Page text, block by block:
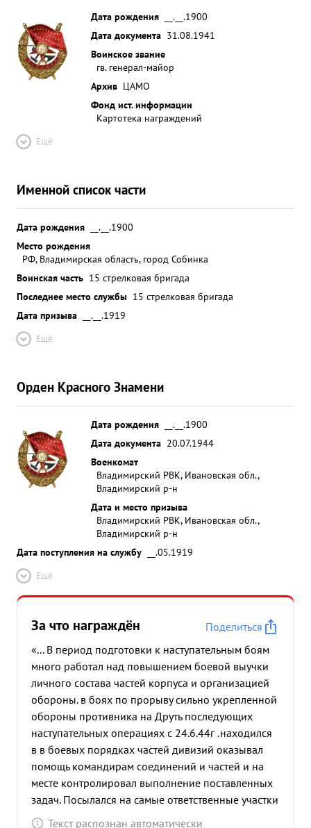
Дата рождения
__.__.1900
Дата документа 31.08.1941
Воинское звание
гв. генерал-майор
Архив ЦАМО
Фонд ист. информации
Картотека награждений
Ещё
Именной список части
Дата рождения
__.__.1900
Место рождения
РФ, Владимирская область, город Собинка
Воинская часть 15 стрелковая бригада
Последнее место службы 15 стрелковая бригада
Дата призыва
__.__.1919
Ещё
Орден Красного Знамени
Дата рождения
__.__.1900
Дата документа 20.07.1944
Военкомат
Владимирский РВК, Ивановская обл.,
Владимирский р-н
Дата и место призыва
Владимирский РВК, Ивановская обл.,
Владимирский р-н
Дата поступления на службу
__.05.1919
Ещё
За что награждён
Поделиться
«... В период подготовки к наступательным боям
много работал над повышением боевой выучки
личного состава частей корпуса и организацией
обороны. в боях по прорыву сильно укрепленной
обороны противника на Друть последующих
наступательных операциях с 24.6.44г .находился
в в боевых порядках частей дивизий оказывал
помощь командирам соединений и частей и на
месте контролировал выполнение поставленных
задач. Посылался на самые ответственные участки
и все задания выполнял четко и своевременно.
Текст распознан автоматически